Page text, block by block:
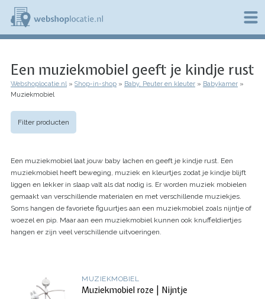
Overslaan
naar
de
b
s
h
o
t
i
e
Een muziekmobiel geeft je kindje rust
Kruimelpad
Webshoplocatie.nl Shop-in-shop Baby, Peuter en kleuter
Babykamer
Muziekmobiel
Filter producten
Een muziekmobiel laat jouw baby lachen en geeft je kindje rust. Een
muziekmobiel heeft beweging, muziek en kleurtjes zodat je kindje blijft
liggen en lekker in slaap valt als dat nodig is. Er worden muziek mobielen
gemaakt van verschillende materialen en met verschillende muziekjes.
Soms hangen de favoriete figuurtjes aan een muziekmobiel zoals nijntje of
woezel en pip. Maar aan een muziekmobiel kunnen ook knuffeldiertjes
hangen er zijn veel verschillende uitvoeringen.
MUZIEKMOBIEL
Muziekmobiel roze | Nijntje